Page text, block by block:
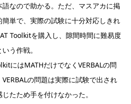
なので助かる。ただ、マスアカに掲
単で、実際の試験に十分対応しきれ
Toolkitを購入し、隙間時間に難易度
う作戦。
にはMATHだけでなくVERBALの問
の問題は実際に試験で出され
たため手を付けなかった。